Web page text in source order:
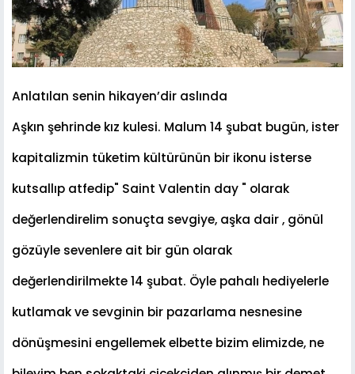
Anlatılan senin hikayen’dir aslında
Aşkın şehrinde kız kulesi. Malum 14 şubat bugün, ister
kapitalizmin tüketim kültürünün bir ikonu isterse
kutsallıp atfedip" Saint Valentin day " olarak
değerlendirelim sonuçta sevgiye, aşka dair , gönül
gözüyle sevenlere ait bir gün olarak
değerlendirilmekte 14 şubat. Öyle pahalı hediyelerle
kutlamak ve sevginin bir pazarlama nesnesine
dönüşmesini engellemek elbette bizim elimizde, ne